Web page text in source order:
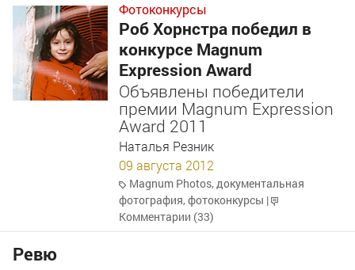
Фотоконкурсы
Роб Хорнстра победил в
конкурсе Magnum
Expression Award
Объявлены победители
премии Magnum Expression
Award 2011
Наталья Резник
09 августа 2012
Magnum Photos,документальная
фотография,фотоконкурсы |
Комментарии (33)
Ревю